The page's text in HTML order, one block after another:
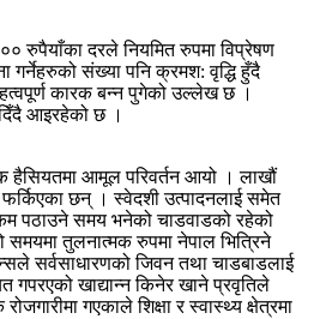
रुपैयाँका दरले नियमित रुपमा विप्रेषण
गर्नेहरुको संख्या पनि क्रमश: वृद्धि हुँदै
कारक बन्न पुगेको उल्लेख छ ।
दिँदै आइरहेको छ ।
हैसियतमा आमूल परिवर्तन आयो । लाखौं
छन् । स्वेदशी उत्पादनलाई समेत
पठाउने समय भनेको चाडवाडको रहेको
तुलनात्मक रुपमा नेपाल भित्रिने
सर्वसाधारणको जिवन तथा चाडबाडलाई
गपरएको खाद्यान्न किनेर खाने प्रवृतिले
गएकाले शिक्षा र स्वास्थ्य क्षेत्रमा